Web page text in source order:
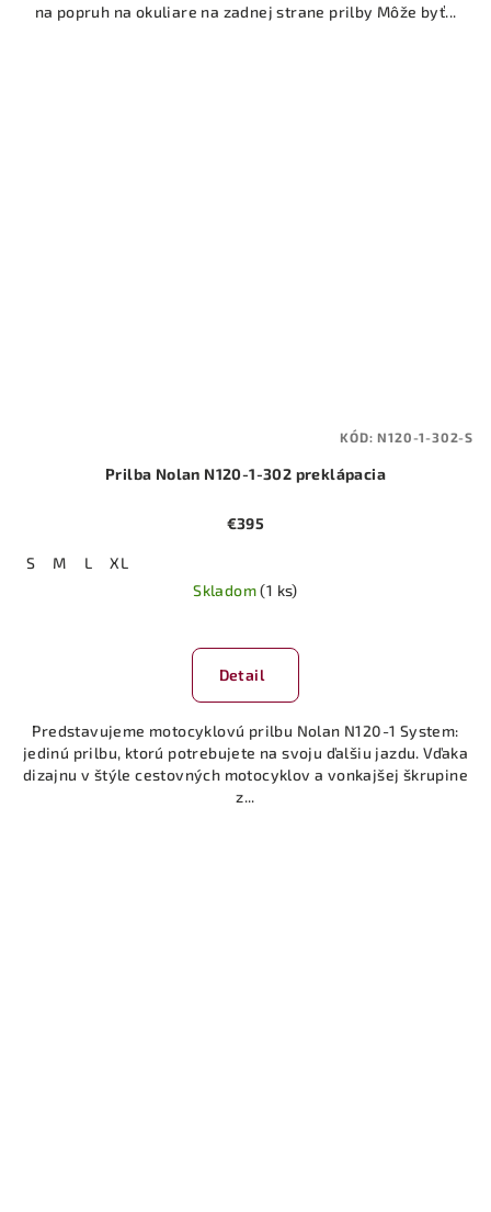
na popruh na okuliare na zadnej strane prilby Môže byť...
Prilba Nolan N120-1-302 preklápacia
€395
S M L
XL
Skladom(1 ks)
Detail
Predstavujeme motocyklovú prilbu Nolan N120-1 System:
jedinú prilbu, ktorú potrebujete na svoju ďalšiu jazdu. Vďaka
dizajnu v štýle cestovných motocyklov a vonkajšej škrupine
z...
KÓD:N120-1-302-S